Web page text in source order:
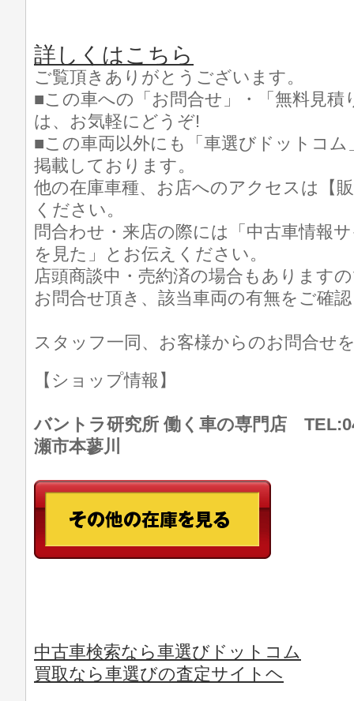
詳しくはこちら
ご覧頂きありがとうございます。
■この車への「お問合せ」・「無料見積
は、お気軽にどうぞ!
■この車両以外にも「車選びドットコ
掲載しております。
他の在庫車種、お店へのアクセスは【
ください。
問合わせ・来店の際には「中古車情報
を見た」とお伝えください。
店頭商談中・売約済の場合もあります
お問合せ頂き、該当車両の有無をご確
スタッフ一同、お客様からのお問合せ
【ショップ情報】
バントラ研究所 働く車の専門店
瀬市本蓼川
中古車検索なら車選びドットコム
買取なら車選びの査定サイトヘ